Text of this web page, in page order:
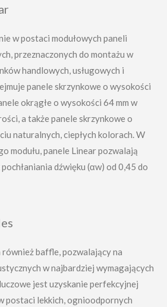
w postaci modułowych paneli
przeznaczonych do montażu w
handlowych, usługowych i
panele skrzynkowe o wysokości
okrągłe o wysokości 64 mm w
a także panele skrzynkowe o
naturalnych, ciepłych kolorach. W
modułu, panele Linear pozwalają
dźwięku (αw) od 0,45 do
również baffle, pozwalający na
w najbardziej wymagających
jest uzyskanie perfekcyjnej
postaci lekkich, ognioodpornych